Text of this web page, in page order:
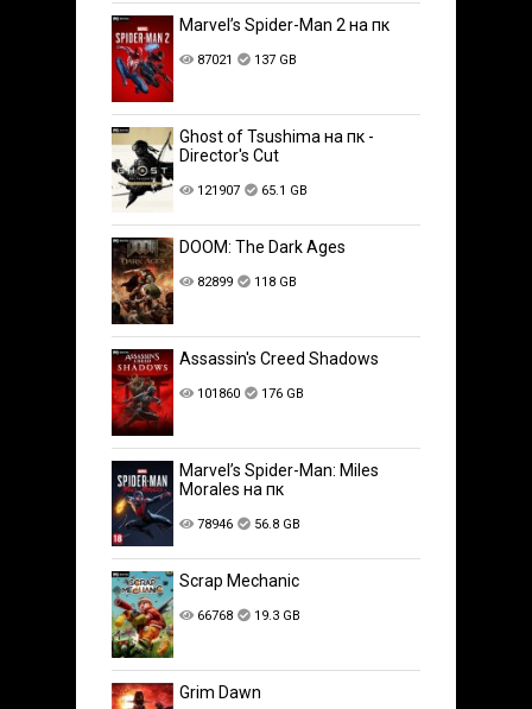
Marvel’s Spider-Man 2 на пк
87021 137 GB
Ghost of Tsushima на пк -
Director's Cut
121907 65.1 GB
DOOM: The Dark Ages
82899 118 GB
Assassin's Creed Shadows
101860 176 GB
Marvel’s Spider-Man: Miles
Morales на пк
78946 56.8 GB
Scrap Mechanic
66768 19.3 GB
Grim Dawn